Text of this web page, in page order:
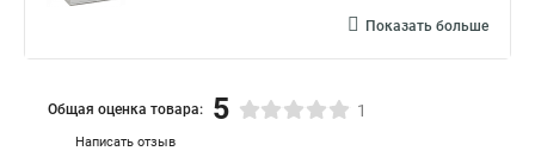
Показать больше
Написать отзыв
Общая оценка товара: 5 1